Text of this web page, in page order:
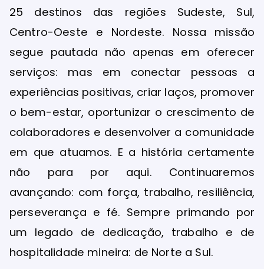
25 destinos das regiões Sudeste, Sul,
Centro-Oeste e Nordeste. Nossa missão
segue pautada não apenas em oferecer
serviços: mas em conectar pessoas a
experiências positivas, criar laços, promover
o bem-estar, oportunizar o crescimento de
colaboradores e desenvolver a comunidade
em que atuamos. E a história certamente
não para por aqui. Continuaremos
avançando: com força, trabalho, resiliência,
perseverança e fé. Sempre primando por
um legado de dedicação, trabalho e de
hospitalidade mineira: de Norte a Sul.